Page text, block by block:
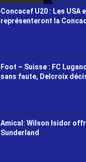
Concacaf U20 : Les USA
représenteront la
Foot – Suisse : FC
sans faute, Delcroix
Amical: Wilson Isidor
Sunderland